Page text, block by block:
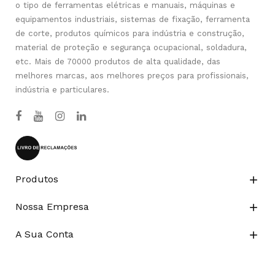
o tipo de ferramentas elétricas e manuais, máquinas e
equipamentos industriais, sistemas de fixação, ferramenta
de corte, produtos químicos para indústria e construção,
material de proteção e segurança ocupacional, soldadura,
etc. Mais de 70000 produtos de alta qualidade, das
melhores marcas, aos melhores preços para profissionais,
indústria e particulares.
Produtos 
Nossa Empresa 
A Sua Conta 